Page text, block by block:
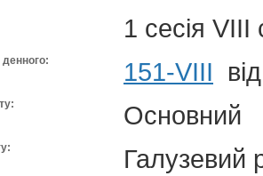
1 сесія VIII
151-VIII
Основний
Галузевий